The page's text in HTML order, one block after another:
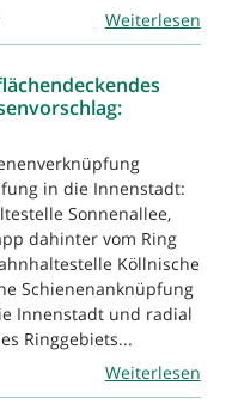
Weiterlesen
in die Innenstadt:
Sonnenallee,
dahinter vom Ring
Köllnische
Schienenanknüpfung
Innenstadt und radial
Ringgebiets...
Weiterlesen